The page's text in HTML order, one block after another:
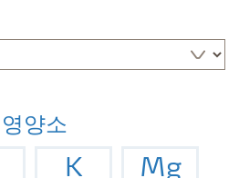
영양소
K Mg